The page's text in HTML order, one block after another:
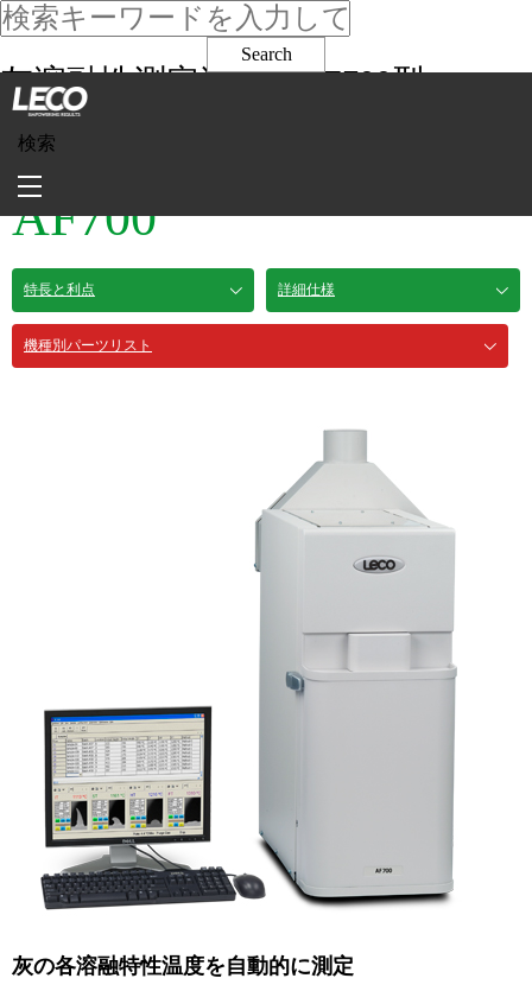
検索
MENU
灰溶融性測定装置 AF700型
有機分析
灰溶融性測定装置
AF700
特長と利点 詳細仕様
機種別パーツリスト
灰の各溶融特性温度を自動的に測定